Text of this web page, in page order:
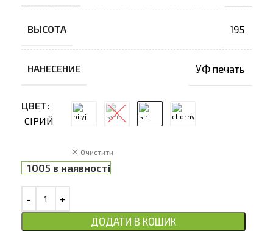
ВЫСОТА 195
НАНЕСЕНИЕ УФ печать
ЦВЕТ
СІРИЙ
Очистити
1005 в наявності
ДОДАТИ В КОШИК